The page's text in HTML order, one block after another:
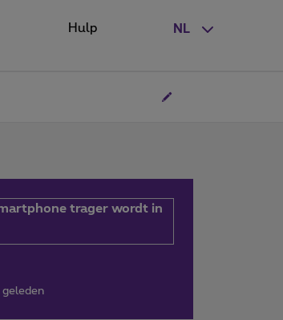
NL
Hulp
trager wordt in
geleden